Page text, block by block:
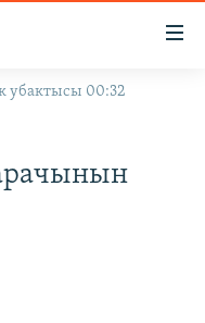
убактысы 00:32